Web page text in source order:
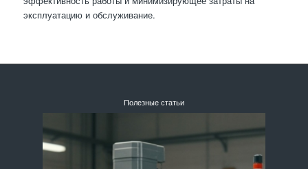
эксплуатацию и обслуживание.
Полезные статьи